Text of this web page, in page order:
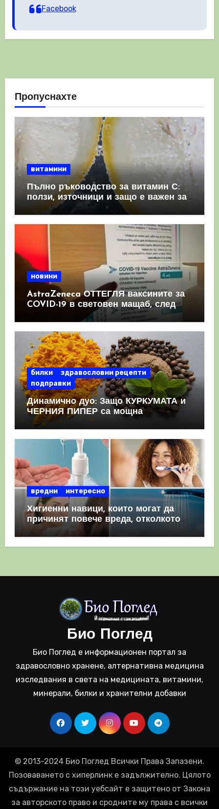
Facebook
Пропуснахте
витамини
Пълно ръководство за витамин С:
ползи, източници и защо е важен за
имунната система
новини
AstraZeneca ОТТЕГЛЯ ваксините за
COVID-19 в световен мащаб, след
като призна, че те причиняват
билки
здравословни рецепти
подправки
Динамично дуо: Защо КУРКУМАТА и
ЧЕРНИЯ ПИПЕР са мощна
комбинация
вредни интересно
Хигиенни навици, които могат да
причинят повече вреда, отколкото
полза
Био Поглед
Био Поглед е информационен портал за
здравословно хранене, алтернативна медицина
изследвания в света на медицината, витамини,
минерали, билки и хранителни добавки
© 2013-2024 Био Поглед Всички Права Запазени.
Позоваването с хиперлинк е задължително. Цялото
съдържание на този уебсайт е защитено от Закона
за авторското право и сродните му права с всички